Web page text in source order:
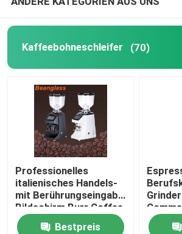
Kaffeebohneschleifer (70)
Professionelles
italienisches Handels-
mit Berührungseingabe
Bildschirm Burr Coffee
Bean Grinder Withs LED
Bestpreis